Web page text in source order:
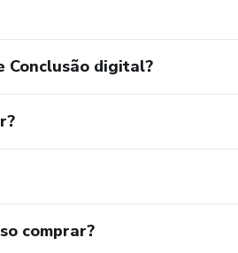
Conclusão digital?
comprar?